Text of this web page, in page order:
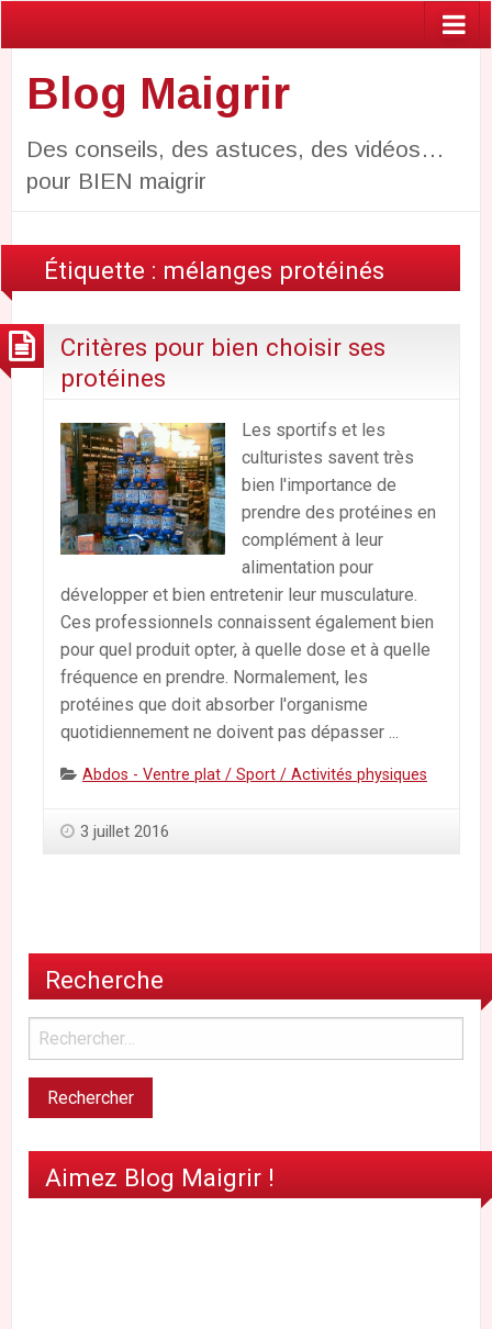
Blog Maigrir
Des conseils, des astuces, des vidéos…
pour BIEN maigrir
Étiquette : mélanges protéinés
Critères pour bien choisir ses
protéines
Les sportifs et les
culturistes savent très
bien l'importance de
prendre des protéines en
complément à leur
alimentation pour
développer et bien entretenir leur musculature.
Ces professionnels connaissent également bien
pour quel produit opter, à quelle dose et à quelle
fréquence en prendre. Normalement, les
protéines que doit absorber l'organisme
quotidiennement ne doivent pas dépasser ...
Categories:
Abdos - Ventre plat / Sport / Activités physiques
3 juillet 2016
Recherche
Aimez Blog Maigrir !